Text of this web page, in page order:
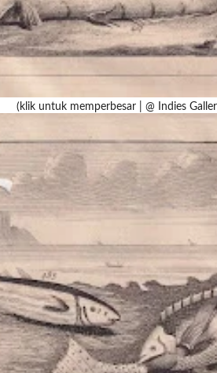
(klik untuk memperbesar | @ Indies